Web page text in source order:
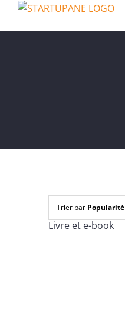
Passer
Livre et e-book
Trier par Popularité